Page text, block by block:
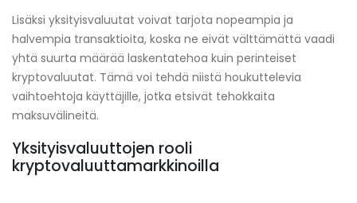
Lisäksi yksityisvaluutat voivat tarjota nopeampia ja
halvempia transaktioita, koska ne eivät välttämättä vaadi
yhtä suurta määrää laskentatehoa kuin perinteiset
kryptovaluutat. Tämä voi tehdä niistä houkuttelevia
vaihtoehtoja käyttäjille, jotka etsivät tehokkaita
maksuvälineitä.
Yksityisvaluuttojen rooli
kryptovaluuttamarkkinoilla